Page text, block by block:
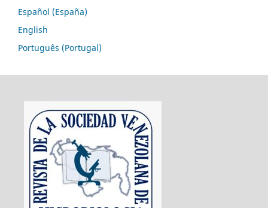
Español (España)
English
Português (Portugal)